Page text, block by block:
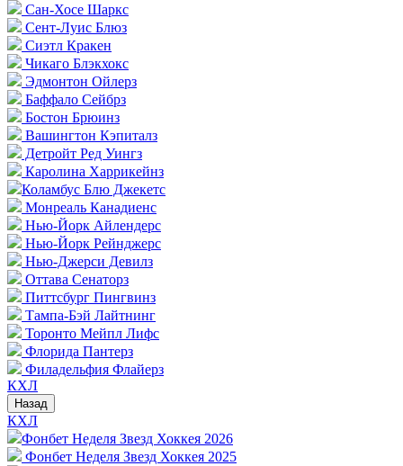
Сан-Хосе Шаркс
Сент-Луис Блюз
Сиэтл Кракен
Чикаго Блэкхокс
Эдмонтон Ойлерз
Баффало Сейбрз
Бостон Брюинз
Вашингтон Кэпиталз
Детройт Ред Уингз
Каролина Харрикейнз
Коламбус Блю Джекетс
Монреаль Канадиенс
Нью-Йорк Айлендерс
Нью-Йорк Рейнджерс
Нью-Джерси Девилз
Оттава Сенаторз
Питтсбург Пингвинз
Тампа-Бэй Лайтнинг
Торонто Мейпл Лифс
Флорида Пантерз
Филадельфия Флайерз
КХЛ
Назад
КХЛ
Фонбет Неделя Звезд Хоккея 2026
Фонбет Неделя Звезд Хоккея 2025